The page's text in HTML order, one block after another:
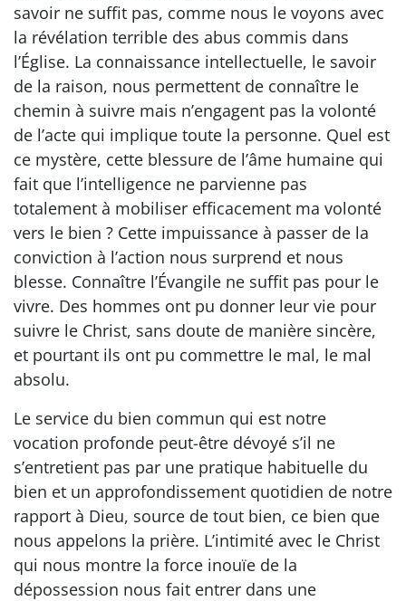
savoir ne suffit pas, comme nous le voyons avec
la révélation terrible des abus commis dans
l’Église. La connaissance intellectuelle, le savoir
de la raison, nous permettent de connaître le
chemin à suivre mais n’engagent pas la volonté
de l’acte qui implique toute la personne. Quel est
ce mystère, cette blessure de l’âme humaine qui
fait que l’intelligence ne parvienne pas
totalement à mobiliser efficacement ma volonté
vers le bien ? Cette impuissance à passer de la
conviction à l’action nous surprend et nous
blesse. Connaître l’Évangile ne suffit pas pour le
vivre. Des hommes ont pu donner leur vie pour
suivre le Christ, sans doute de manière sincère,
et pourtant ils ont pu commettre le mal, le mal
absolu.
Le service du bien commun qui est notre
vocation profonde peut-être dévoyé s’il ne
s’entretient pas par une pratique habituelle du
bien et un approfondissement quotidien de notre
rapport à Dieu, source de tout bien, ce bien que
nous appelons la prière. L’intimité avec le Christ
qui nous montre la force inouïe de la
dépossession nous fait entrer dans une